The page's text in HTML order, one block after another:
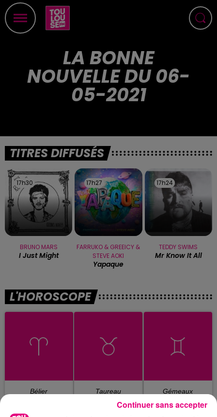
LA BONNE
NOUVELLE DU 06-
05-2021
TITRES DIFFUSÉS
17h30
17h30
BRUNO MARS
I Just Might
17h27
17h27
FARRUKO & GREEICY &
STEVE AOKI
Yapaque
17h24
17h24
TEDDY SWIMS
Mr Know It All
L'HOROSCOPE
Bélier Taureau Gémeaux
Continuer sans accepter